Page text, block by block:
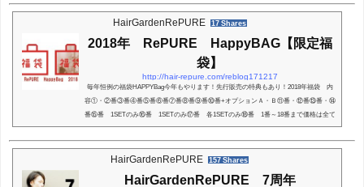
スタート。ガーデンオリエンタル大阪といってもガーデンオリエンタル大阪（京橋）
の画像は一切ないですが。敷地内のすごく雰囲気のいいお庭を歩いて水上バスへ。ひ
HairGardenRePURE 17 Shares
2018年 RePURE HappyBAG【限定福
袋】
http://hair-repure.com/reblog171217
毎年恒例の福袋HAPPYBag今年もやります！先行販売の特典もあり！2018年福袋 内
容①・②番③番④番⑤番⑥番⑦番⑧番⑨番⑩番+オプションＡ・Ｂ⑪番・⑫番⑬番・⑭
番⑮番 1SETのみ⑯番 1SETのみ⑰番 各1SETのみ⑱番 1番～18番まで価格は全て
税込です。 12/24 3種類追加！⑲番 ⑳番㉑番要望があったSETを追加しました。19
番はもしかしたらすぐ無くなるかもですー。 チケットの有効期限有効期限は2018年12
月末まで。早割・クレジットカード併用可能！RePURE福袋についてアウトレットや
HairGardenRePURE 157 Shares
HairGardenRePURE 7周年